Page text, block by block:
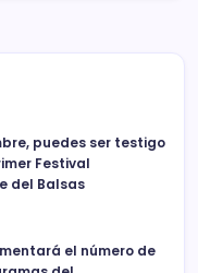
puedes ser testigo
Festival
del Balsas
el número de